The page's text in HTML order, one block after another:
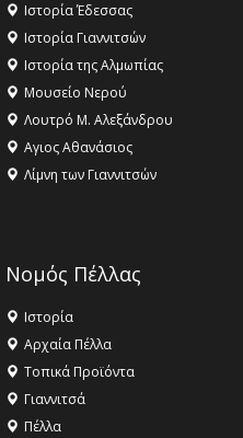
Ιστορία Έδεσσας
Ιστορία Γιαννιτσών
Ιστορία της Αλμωπίας
Μουσείο Νερού
Λουτρό Μ. Αλεξάνδρου
Αγιος Αθανάσιος
Λίμνη των Γιαννιτσών
Νομός Πέλλας
Ιστορία
Αρχαία Πέλλα
Τοπικά Προϊόντα
Γιαννιτσά
Πέλλα